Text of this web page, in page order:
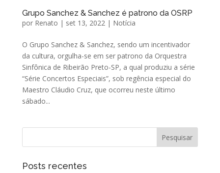
Grupo Sanchez & Sanchez é patrono da OSRP
por Renato | set 13, 2022| Notícia
O Grupo Sanchez & Sanchez, sendo um incentivador
da cultura, orgulha-se em ser patrono da Orquestra
Sinfônica de Ribeirão Preto-SP, a qual produziu a série
“Série Concertos Especiais”, sob regência especial do
Maestro Cláudio Cruz, que ocorreu neste último
sábado...
Posts recentes